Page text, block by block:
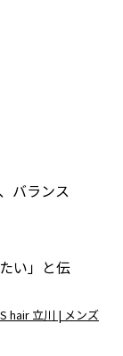
バランス
い」と伝
hair 立川 | メンズ